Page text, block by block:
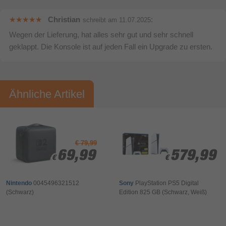
Flüssiger Maus-Modus mit Joy-Con 2
Kontrolle durch Eltern
Plattform Nintendo Switch 2
Logistische Daten
Ursprungsland
Multimedia
Anzahl eingebauter
Geräuschunterdrückung
Ihre Bewertung:
Bitte mindestens 20 Wörter eingeben
Bewertung & Kommentar speichern
Christian schreibt am 11.07.2025:
Wegen der Lieferung, hat alles sehr gut und sehr schnell
geklappt. Die Konsole ist auf jeden Fall ein Upgrade zu ersten.
Ähnliche Artikel
€ 79,99
€ 69,99
€ 69,99
Nintendo 0045496321512
(Schwarz)
€ 579,99
€ 579,99
Sony PlayStation PS5 Digital
Edition 825 GB (Schwarz, Weiß)